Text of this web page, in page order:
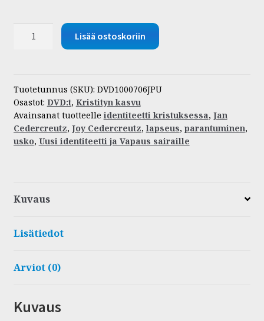
Uusi
identiteetti
ja
Vapaus
sairaille
Lisää ostoskoriin
Tuotetunnus (SKU): DVD1000706JPU
Osastot: DVD:t, Kristityn kasvu
Avainsanat tuotteelleidentiteetti kristuksessa, Jan
Cedercreutz, Joy Cedercreutz,lapseus, parantuminen,
usko, Uusi identiteetti ja Vapaus sairaille
Kuvaus
Lisätiedot
Arviot (0)
Kuvaus